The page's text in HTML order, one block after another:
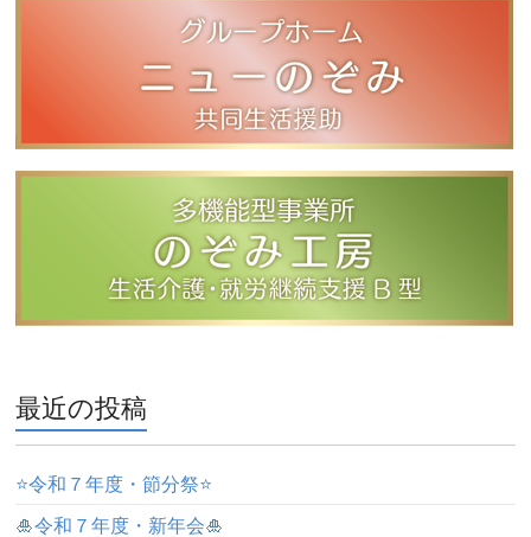
最近の投稿
⭐️令和７年度・節分祭⭐️
🎍令和７年度・新年会🎍